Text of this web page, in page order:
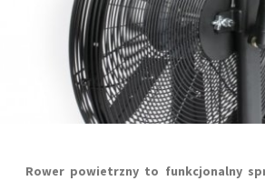
Rower powietrzny to funkcjonalny